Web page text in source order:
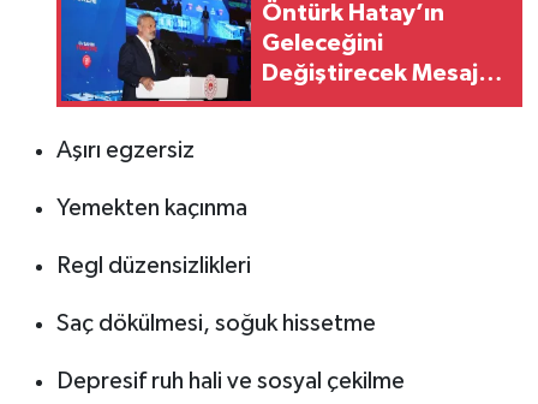
Öntürk Hatay’ın
Geleceğini
Değiştirecek Mesajı
Verdi: Durmak Yok,
Aşırı egzersiz
Yemekten kaçınma
Regl düzensizlikleri
Saç dökülmesi, soğuk hissetme
Depresif ruh hali ve sosyal çekilme